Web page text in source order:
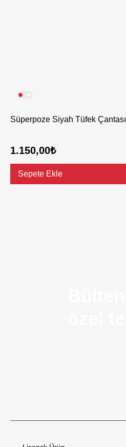
Süperpoze Siyah Tüfek Çantası
1.150,00₺
Sepete Ekle